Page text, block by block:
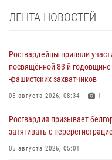
ЛЕНТА НОВОСТЕЙ
Росгвардейцы приняли
посвящённой 83‑й
‑фашистских захватчиков
05 августа 2026, 08:34 1
Росгвардия призывает
затягивать с
05 августа 2026, 05:01